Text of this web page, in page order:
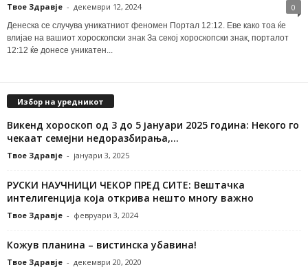
Твое Здравје - декември 12, 2024 0
Денеска се случува уникатниот феномен Портал 12:12. Еве како тоа ќе
влијае на вашиот хороскопски знак За секој хороскопски знак, порталот
12:12 ќе донесе уникатен...
Избор на уредникот
Викенд хороскоп од 3 до 5 јануари 2025 година: Некого го
чекаат семејни недоразбирања,...
Твое Здравје - јануари 3, 2025
РУСКИ НАУЧНИЦИ ЧЕКОР ПРЕД СИТЕ: Вештачка
интелигенција која открива нешто многу важно
Твое Здравје - февруари 3, 2024
Кожув планина – вистинска убавина!
Твое Здравје - декември 20, 2020